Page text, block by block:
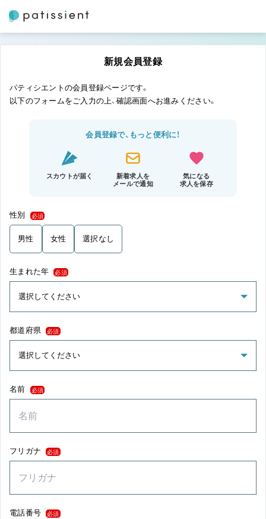
新規会員登録
パティシエントの会員登録ページです。
以下のフォームをご入力の上、確認画面へお進みください。
会員登録で、もっと便利に！
スカウトが届く
新着求人を
メールで通知
気になる
求人を保存
性別 必須
男性 女性 選択なし
生まれた年 必須
都道府県 必須
名前 必須
フリガナ 必須
電話番号 必須